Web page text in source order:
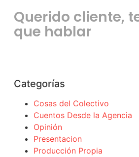
Querido cliente,
que hablar
Categorías
Cosas del Colectivo
Cuentos Desde la Agencia
Opinión
Presentacion
Producción Propia